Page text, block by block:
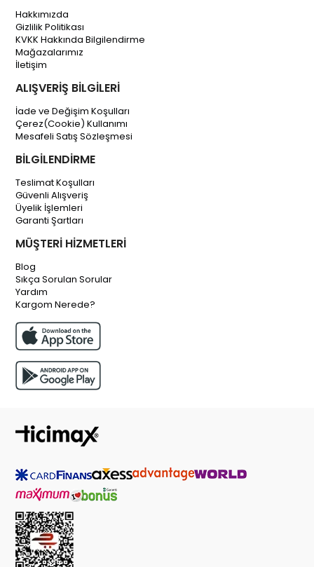
Hakkımızda
Gizlilik Politikası
KVKK Hakkında Bilgilendirme
Mağazalarımız
İletişim
ALIŞVERİŞ BİLGİLERİ
İade ve Değişim Koşulları
Çerez(Cookie) Kullanımı
Mesafeli Satış Sözleşmesi
BİLGİLENDİRME
Teslimat Koşulları
Güvenli Alışveriş
Üyelik İşlemleri
Garanti Şartları
MÜŞTERİ HİZMETLERİ
Blog
Sıkça Sorulan Sorular
Yardım
Kargom Nerede?